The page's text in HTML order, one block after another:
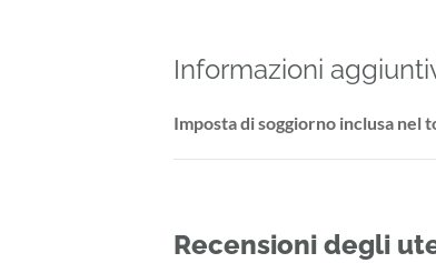
Informazioni
Imposta di soggiorno inclusa nel
Recensioni degli